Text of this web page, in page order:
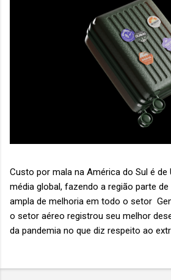
Custo por mala na América do Sul é de
média global, fazendo a região parte
ampla de melhoria em todo o setor
o setor aéreo registrou seu melhor
da pandemia no que diz respeito ao